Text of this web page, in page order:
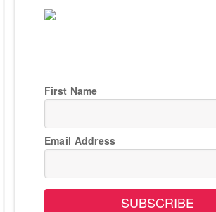
First Name
Email Address
SUBSCRIBE